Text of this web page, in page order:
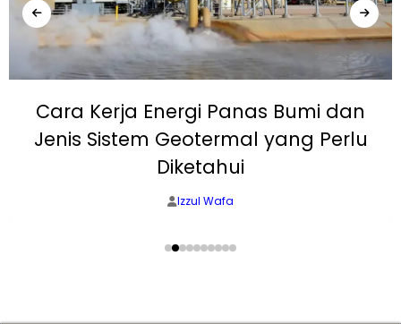
Cara Kerja Energi Panas Bumi dan
Jenis Sistem Geotermal yang Perlu
Diketahui
Izzul Wafa